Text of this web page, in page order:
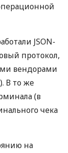
JSON-
протокол,
вендорами
В то же
(в
чека
на